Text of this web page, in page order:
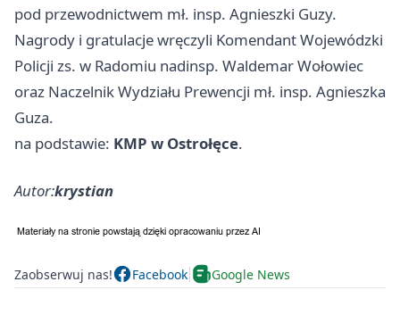
pod przewodnictwem mł. insp. Agnieszki Guzy.
Nagrody i gratulacje wręczyli Komendant Wojewódzki
Policji zs. w Radomiu nadinsp. Waldemar Wołowiec
oraz Naczelnik Wydziału Prewencji mł. insp. Agnieszka
Guza.
na podstawie: KMP w Ostrołęce.
Autor:krystian
Zaobserwuj nas! Facebook Google News